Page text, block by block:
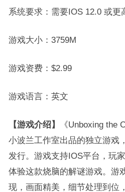
系统要求：需要IOS 12.0 或更
游戏大小：3759M
游戏资费：$2.99
游戏语言：英文
【游戏介绍】
《Unboxing the
小波兰工作室出品的独立游戏
发行。游戏支持IOS平台，玩
体验这款烧脑的解谜游戏。游
现，画面精美，细节处理到位